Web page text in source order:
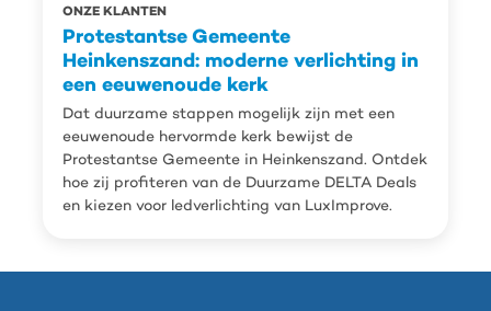
ONZE KLANTEN
Protestantse Gemeente
Heinkenszand: moderne verlichting in
een eeuwenoude kerk
Dat duurzame stappen mogelijk zijn met een
eeuwenoude hervormde kerk bewijst de
Protestantse Gemeente in Heinkenszand. Ontdek
hoe zij profiteren van de Duurzame DELTA Deals
en kiezen voor ledverlichting van LuxImprove.